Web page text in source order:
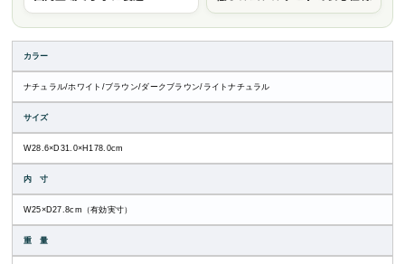
カラー
ナチュラル/ホワイト/ブラウン/ダークブラウン/ライトナチュラル
サイズ
W28.6×D31.0×H178.0cm
内 寸
W25×D27.8cm（有効実寸）
重 量